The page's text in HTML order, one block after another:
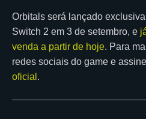
Orbitals será lançado
Switch 2 em 3 de setembro, e
venda a partir de hoje. Para
redes sociais do game e
oficial .